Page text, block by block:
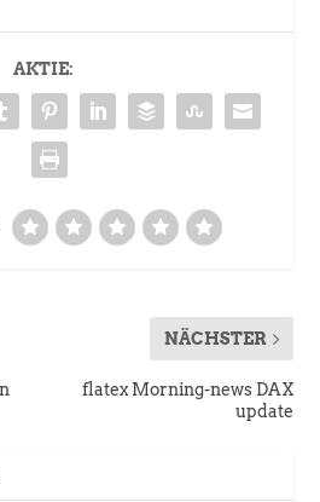
AKTIE:
NÄCHSTER
flatex Morning-news DAX
update